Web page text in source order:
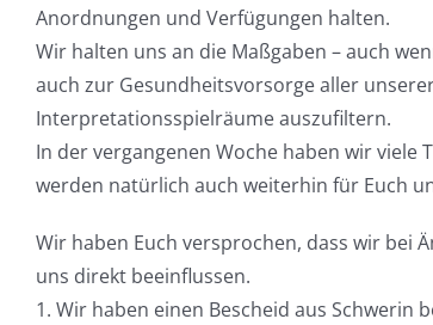
Anordnungen und Verfügungen halten.
Wir halten uns an die Maßgaben – auch
auch zur Gesundheitsvorsorge aller
Interpretationsspielräume auszufiltern.
In der vergangenen Woche haben wir
werden natürlich auch weiterhin für Euch
Wir haben Euch versprochen, dass wir bei
uns direkt beeinflussen.
1. Wir haben einen Bescheid aus